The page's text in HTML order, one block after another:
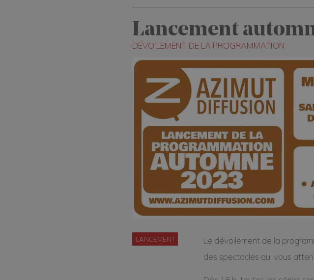
Lancement
DÉVOILEMENT DE LA PROGRAMMATION
LANCEMENT
Le dévoilement de la
des spectacles qui vous